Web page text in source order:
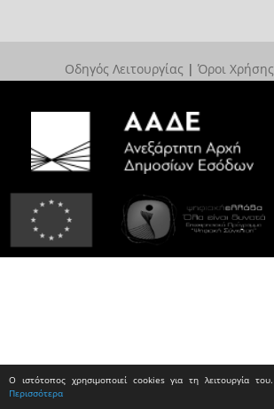
Ο ιστότοπος χρησιμοποιεί cookies για τη λειτουργία του.
Περισσότερα
Οδηγός Λειτουργίας | Όροι Χρήσης